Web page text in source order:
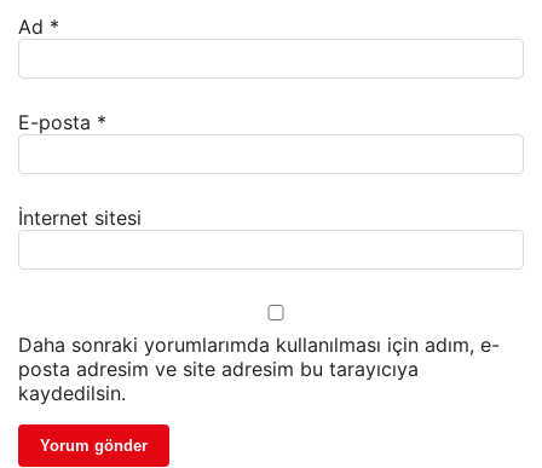
Ad *
E-posta *
İnternet sitesi
Daha sonraki yorumlarımda kullanılması için adım, e-
posta adresim ve site adresim bu tarayıcıya
kaydedilsin.